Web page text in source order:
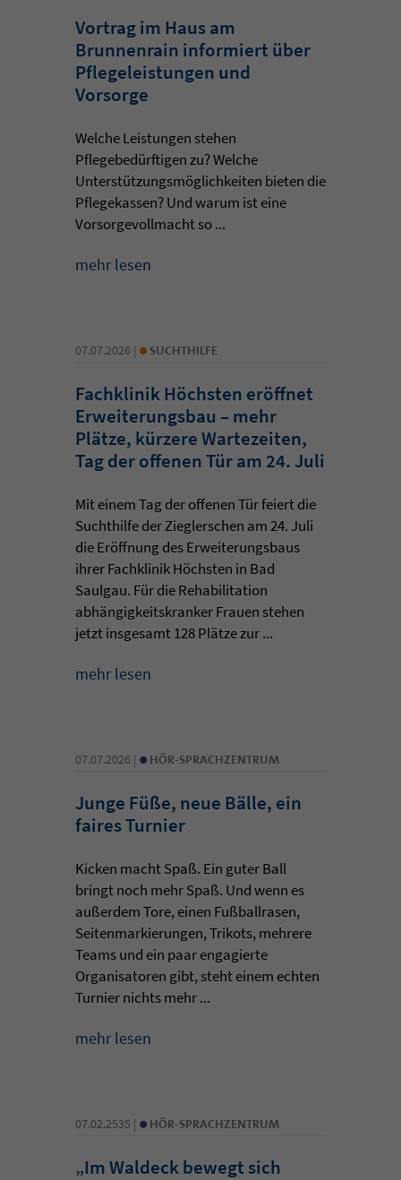
Vortrag im Haus am
Brunnenrain informiert über
Pflegeleistungen und
Vorsorge
Welche Leistungen stehen
Pflegebedürftigen zu? Welche
Unterstützungsmöglichkeiten bieten die
Pflegekassen? Und warum ist eine
Vorsorgevollmacht so ...
mehr lesen
07.07.2026 | • SUCHTHILFE
Fachklinik Höchsten eröffnet
Erweiterungsbau – mehr
Plätze, kürzere Wartezeiten,
Tag der offenen Tür am 24. Juli
Mit einem Tag der offenen Tür feiert die
Suchthilfe der Zieglerschen am 24. Juli
die Eröffnung des Erweiterungsbaus
ihrer Fachklinik Höchsten in Bad
Saulgau. Für die Rehabilitation
abhängigkeitskranker Frauen stehen
jetzt insgesamt 128 Plätze zur ...
mehr lesen
07.07.2026 | • HÖR-SPRACHZENTRUM
Junge Füße, neue Bälle, ein
faires Turnier
Kicken macht Spaß. Ein guter Ball
bringt noch mehr Spaß. Und wenn es
außerdem Tore, einen Fußballrasen,
Seitenmarkierungen, Trikots, mehrere
Teams und ein paar engagierte
Organisatoren gibt, steht einem echten
Turnier nichts mehr ...
mehr lesen
07.02.2535 | • HÖR-SPRACHZENTRUM
„Im Waldeck bewegt sich